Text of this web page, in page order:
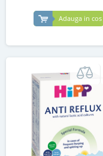
Adauga in cos